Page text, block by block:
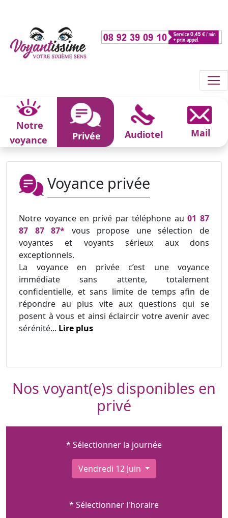
Notre
voyance
Privée Audiotel Mail
Voyance privée
Notre voyance en privé par téléphone au01 87
87 87 87* vous propose une sélection de
voyantes et voyants sérieux aux dons
exceptionnels.
La voyance en privée c’est une voyance
immédiate sans attente, totalement
confidentielle, et sans limite de temps afin de
répondre au plus vite aux questions qui se
posent à vous et ainsi éclaircir votre avenir avec
sérénité... Lire plus
Nos voyant(e)s disponibles en
privé
* Sélectionner la journée
Vendredi 12 Juin
* Sélectionner l'horaire